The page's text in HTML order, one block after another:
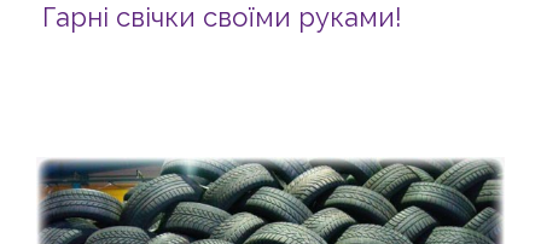
Гарні свічки своїми руками!